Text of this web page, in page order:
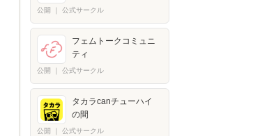
公開 公式サークル
フェムトークコミュニ
ティ
公開 公式サークル
タカラcanチューハイ
の間
公開 公式サークル